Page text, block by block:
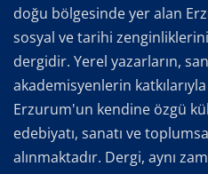
doğu bölgesinde yer alan
sosyal ve tarihi
dergidir. Yerel yazarların,
akademisyenlerin
Erzurum'un kendine özgü
edebiyatı, sanatı ve
alınmaktadır. Dergi, aynı